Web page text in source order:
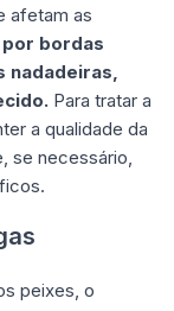
afetam as
bordas
nadadeiras,
Para tratar a
a qualidade da
se necessário,
peixes, o